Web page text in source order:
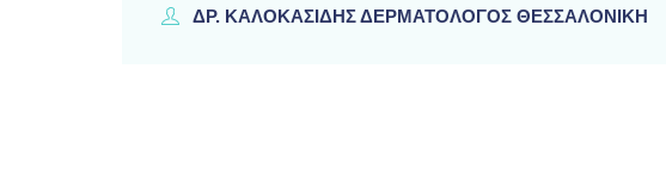
ΔΡ. ΚΑΛΟΚΑΣΊΔΗΣ ΔΕΡΜΑΤΟΛΌΓΟΣ ΘΕΣΣΑΛΟΝΊΚΗ